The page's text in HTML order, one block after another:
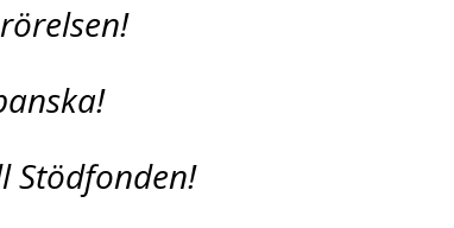
Stödfonden!